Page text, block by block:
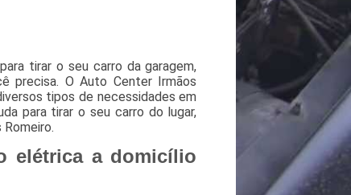
tirar o seu carro da garagem,
precisa. O Auto Center Irmãos
tipos de necessidades em
para tirar o seu carro do lugar,
elétrica a domicílio